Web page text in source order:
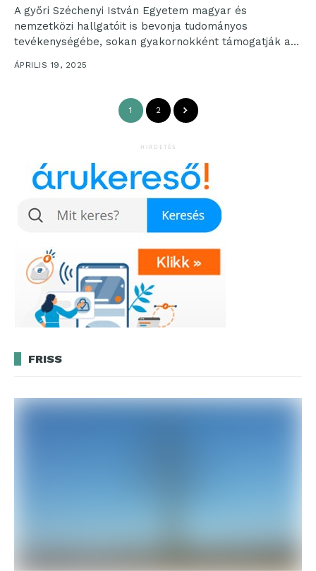
A győri Széchenyi István Egyetem magyar és
nemzetközi hallgatóit is bevonja tudományos
tevékenységébe, sokan gyakornokként támogatják a
kutatás-fejlesztést. Az Audi Hungaria Járműmérnöki
ÁPRILIS 19, 2025
1 2
HIRDETÉS
FRISS